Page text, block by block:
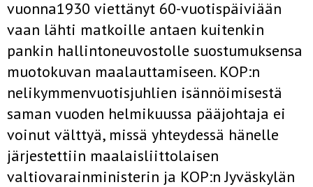
vuonna1930 viettänyt 60-vuotispäiviään
vaan lähti matkoille antaen kuitenkin
pankin hallintoneuvostolle suostumuksensa
muotokuvan maalauttamiseen. KOP:n
nelikymmenvuotisjuhlien isännöimisestä
saman vuoden helmikuussa pääjohtaja ei
voinut välttyä, missä yhteydessä hänelle
järjestettiin maalaisliittolaisen
valtiovarainministerin ja KOP:n Jyväskylän